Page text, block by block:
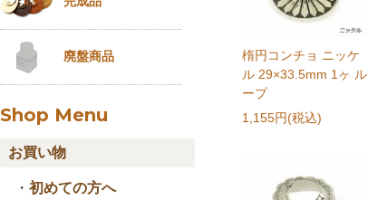
楕円コンチョ ニッケ
ル 29×33.5mm 1ヶ ル
ープ
1,155円(税込)
廃盤商品
Shop Menu
お買い物
・ 初めての方へ